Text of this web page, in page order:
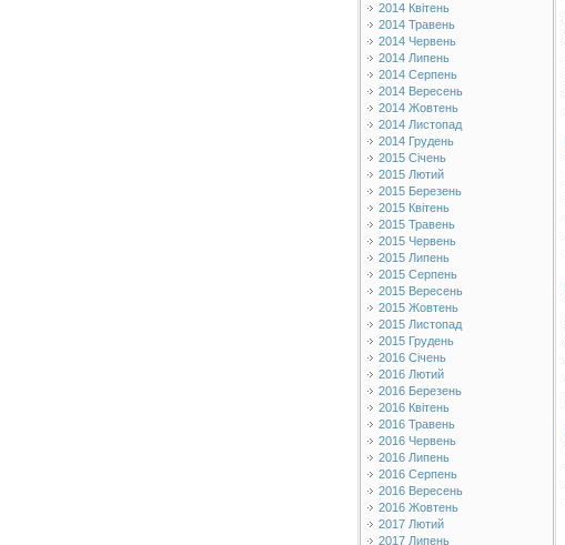
2014 Квітень
2014 Травень
2014 Червень
2014 Липень
2014 Серпень
2014 Вересень
2014 Жовтень
2014 Листопад
2014 Грудень
2015 Січень
2015 Лютий
2015 Березень
2015 Квітень
2015 Травень
2015 Червень
2015 Липень
2015 Серпень
2015 Вересень
2015 Жовтень
2015 Листопад
2015 Грудень
2016 Січень
2016 Лютий
2016 Березень
2016 Квітень
2016 Травень
2016 Червень
2016 Липень
2016 Серпень
2016 Вересень
2016 Жовтень
2017 Лютий
2017 Липень